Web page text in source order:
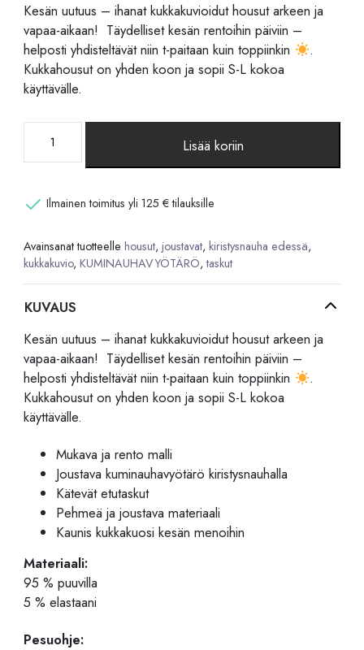
Kesän uutuus – ihanat kukkakuvioidut housut arkeen ja
vapaa-aikaan! Täydelliset kesän rentoihin päiviin –
helposti yhdisteltävät niin t-paitaan kuin toppiinkin
.
Kukkahousut on yhden koon ja sopii S-L kokoa
käyttävälle.
kukkakuvioidut
määrä
Lisää koriin
Ilmainen toimitus yli 125 € tilauksille
Avainsanat tuotteellehousut,joustavat,kiristysnauha edessä,
kukkakuvio,KUMINAUHAVYÖTÄRÖ,taskut
KUVAUS
Kesän uutuus – ihanat kukkakuvioidut housut arkeen ja
vapaa-aikaan! Täydelliset kesän rentoihin päiviin –
helposti yhdisteltävät niin t-paitaan kuin toppiinkin
.
Kukkahousut on yhden koon ja sopii S-L kokoa
käyttävälle.
Mukava ja rento malli
Joustava kuminauhavyötärö kiristysnauhalla
Kätevät etutaskut
Pehmeä ja joustava materiaali
Kaunis kukkakuosi kesän menoihin
Materiaali:
95 % puuvilla
5 % elastaani
Pesuohje: